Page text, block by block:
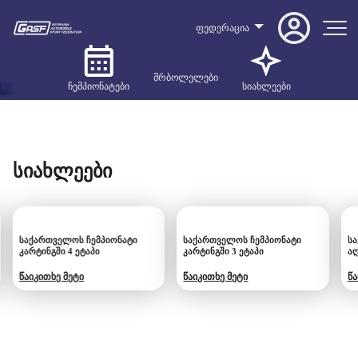
ფედერაცია
ჩემპიონატები
მრბოლელები
სიახლეები
სიახლეები
საქართველოს ჩემპიონატი
კარტინგში 4 ეტაპი
წაიკითხე მეტი
საქართველოს ჩემპიონატი
კარტინგში 3 ეტაპი
წაიკითხე მეტი